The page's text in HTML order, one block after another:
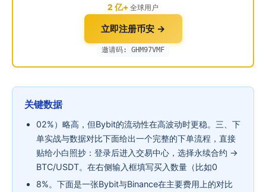
2 亿+ 全球用户
立即注册币安 →
邀请码: GHM97VMF
关键数据
02%）略高，但Bybit的流动性在高波动时更稳。三、下
单实战与数据对比下面给出一个完整的下单流程，直接
贴给小白照抄：登录后进入交易中心，选择永续合约 →
BTC/USDT。在右侧输入框填写买入数量（比如0
8%。下面是一张Bybit与Binance在主要费用上的对比